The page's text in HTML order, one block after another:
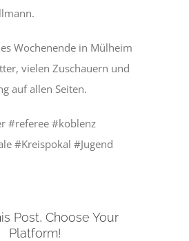
Wochenende in Mülheim
vielen Zuschauern und
auf allen Seiten.
#referee #koblenz
#Kreispokal #Jugend
Post, Choose Your
Platform!